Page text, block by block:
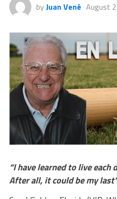
by Juan Vené August
“I have learned to live
After all, it could be my